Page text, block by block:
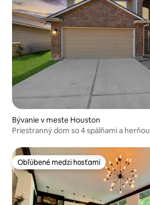
Bývanie v meste Houston
Priestranný dom so 4 spálňami a herňou
Obľúbené medzi hosťami
Obľúbené medzi hosťami